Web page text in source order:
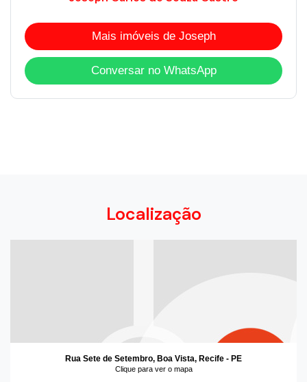
Mais imóveis de Joseph
Conversar no WhatsApp
Localização
Rua Sete de Setembro, Boa Vista, Recife - PE
Clique para ver o mapa